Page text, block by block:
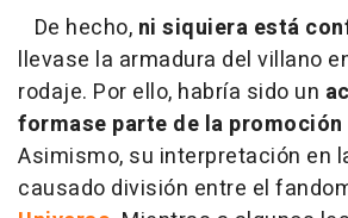
De hecho, ni siquiera está
llevase la armadura del villano
rodaje. Por ello, habría sido un
formase parte de la promoción
Asimismo, su interpretación en
causado división entre el